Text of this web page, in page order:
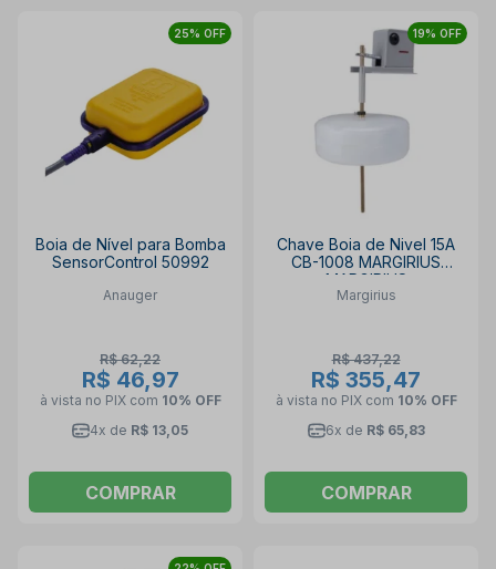
25% OFF
Boia de Nível para Bomba
SensorControl 50992
Anauger
R$ 62,22
R$ 46,97
à vista no PIX com 10% OFF
4x de R$ 13,05
COMPRAR
19% OFF
Chave Boia de Nivel 15A
CB-1008 MARGIRIUS
MARGIRIUS
Margirius
R$ 437,22
R$ 355,47
à vista no PIX com 10% OFF
6x de R$ 65,83
COMPRAR